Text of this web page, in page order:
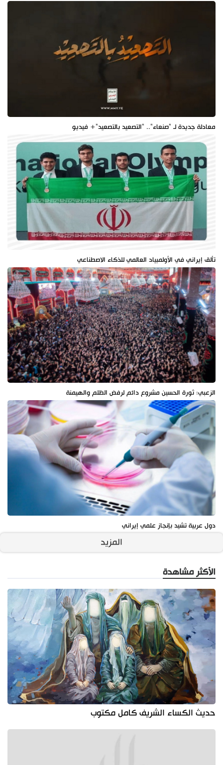
معادلة جديدة لـ "صنعاء".. "التصعيد بالتصعيد"+ فيديو
تألق إيراني في الأولمبياد العالمي للذكاء الاصطناعي
الزعبي: ثورة الحسين مشروع دائم لرفض الظلم والهيمنة
دول عربية تشيد بإنجاز علمي إيراني
المزيد
الأكثر مشاهدة
حديث الكساء الشريف كامل مكتوب